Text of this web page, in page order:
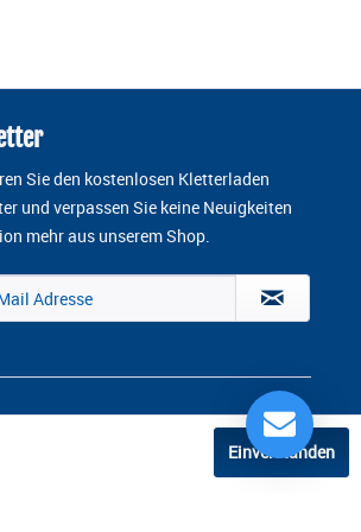
Sie den kostenlosen Kletterladen
und verpassen Sie keine Neuigkeiten
mehr aus unserem Shop.
Einverstanden